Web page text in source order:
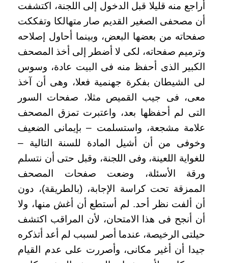
أراجع منه قليلا قبل الدخول إلى اللجنة، اكتشفت
أن مصحفى الصغير القديم صار متهالكا وتفككت
صفحاته من بعضها البعض، وبينما أحاول إصلاحه
وترميم صفحاته، لكى لا أضطر إلى أخذ المصحف
الكبير الذى أحفظ منه فى البيت عادة، وسوس
لى الشيطان بفكرة جهنمية فعلا، وهى أن آخذ
معى، فى جيب القميص مثلا، صفحات السور
التى لم أحفظها بعد، واعتبرت تمزق المصحف
علامة مشجعة، واستسلمت – بإيمانى الضعيف
وخوفى من أن أشيل المادة للسنة التالية –
للغواية اللعينة، وفى اللجنة، وقبل حتى أن نتسلم
ورقة الأسئلة، وضعت صفحات المصحف
الممزقة تحت كراسة الإجابة، (بالطريقة)، دون
أن ألفت نظر أحد. لم أستطع أن أغش منها، ولا
أن أنجح فى هذا الامتحان، لأن المراقب اكتشف
حيلتى الرخيصة، عندما أصر لسبب لم أعد أتذكره
جيدا أن أغير مكانى، وأصررت على عدم القيام